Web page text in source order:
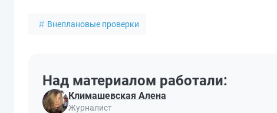
Внеплановые проверки
Над материалом работали:
Климашевская Алена
Журналист